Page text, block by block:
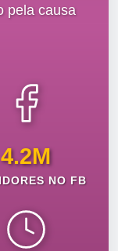
pela causa
4.2M
NO FB